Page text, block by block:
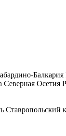
Балкария
Северная Осетия
Ставропольский